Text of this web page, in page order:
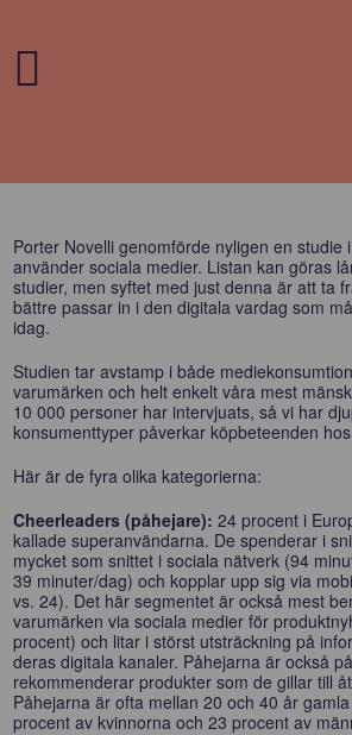
Porter Novelli genomförde nyligen en studie
använder sociala medier. Listan kan göras
studier, men syftet med just denna är att ta
bättre passar in i den digitala vardag som
idag.
Studien tar avstamp i både
varumärken och helt enkelt våra mest
10 000 personer har intervjuats, så vi har
konsumenttyper påverkar köpbeteenden
Här är de fyra olika kategorierna:
Cheerleaders (påhejare): 24 procent i
kallade superanvändarna. De spenderar i
mycket som snittet i sociala nätverk (94
39 minuter/dag) och kopplar upp sig via
vs. 24). Det här segmentet är också mest
varumärken via sociala medier för
procent) och litar i störst utsträckning på
deras digitala kanaler. Påhejarna är också
rekommenderar produkter som de gillar till
Påhejarna är ofta mellan 20 och 40 år
procent av kvinnorna och 23 procent av